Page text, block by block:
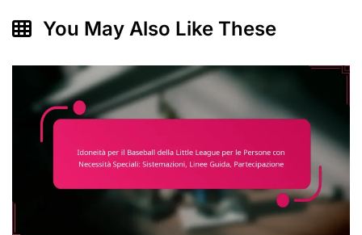
You May Also Like These